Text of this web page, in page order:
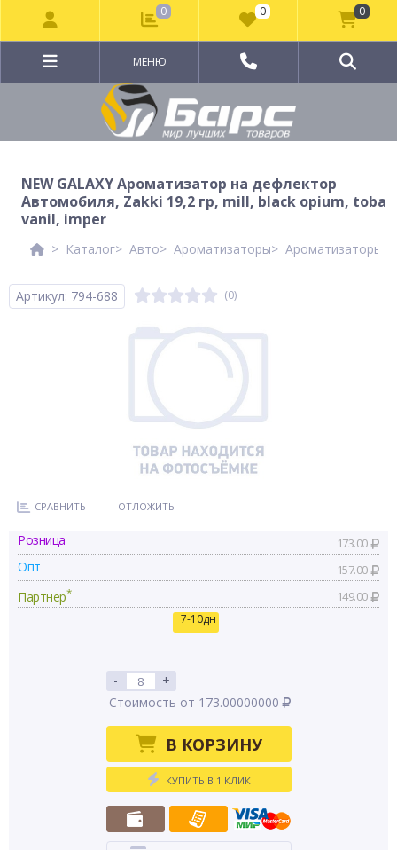
МЕНЮ
NEW GALAXY Ароматизатор на дефлектор
Автомобиля, Zakki 19,2 гр, mill, black opium, toba
vanil, imper
Каталог Авто Ароматизаторы Ароматизаторы
Артикул: 794-688 (0)
СРАВНИТЬ ОТЛОЖИТЬ
Розница 173.00
Опт 157.00
Партнер* 149.00
7-10дн
-
+
Стоимость от 173.00000000
В КОРЗИНУ
КУПИТЬ В 1 КЛИК
0 0 0